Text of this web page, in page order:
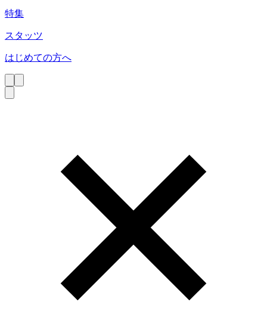
特集
スタッツ
はじめての方へ